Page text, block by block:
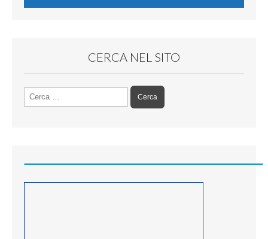
CERCA NEL SITO